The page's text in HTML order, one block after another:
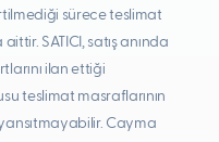
sürece teslimat
SATICI, satış anında
ilan ettiği
teslimat masraflarının
yansıtmayabilir. Cayma